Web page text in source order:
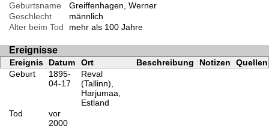
Geburtsname
Greiffenhagen, Werner
Geschlecht
männlich
Alter beim Tod
mehr als 100 Jahre
Ereignisse
Ereignis Datum Ort Beschreibung Notizen
Quellen
Geburt
1895-
04-17
Reval
(Tallinn),
Harjumaa,
Estland
Tod
vor
2000